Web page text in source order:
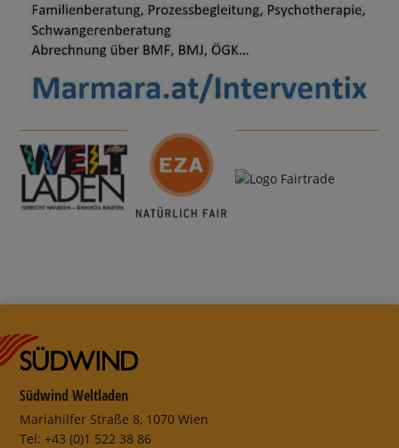
Südwind Weltladen
Mariahilfer Straße 8, 1070 Wien
Tel: +43 (0)1 522 38 86